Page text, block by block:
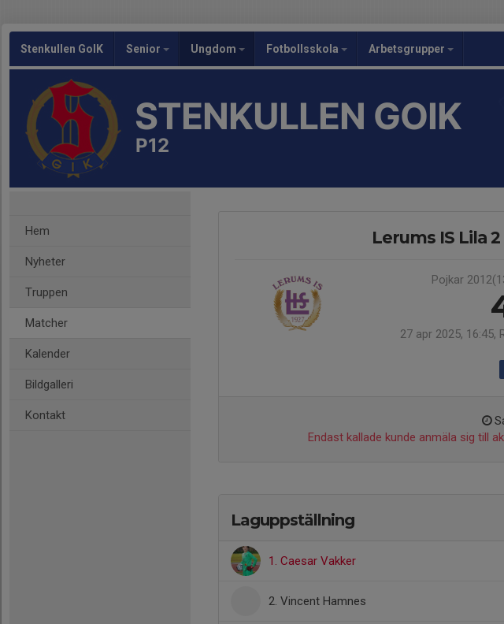
Stenkullen GoIK Senior Ungdom Fotbollsskola Arbetsgrupper
STENKULLEN GOIK
P12
Hem
Nyheter
Truppen
Matcher
Kalender
Bildgalleri
Kontakt
Lerums IS Lila
Pojkar
27 apr 2025, 16:45,
Endast kallade kunde anmäla sig till
Laguppställning
1. Caesar Vakker
2. Vincent Hamnes